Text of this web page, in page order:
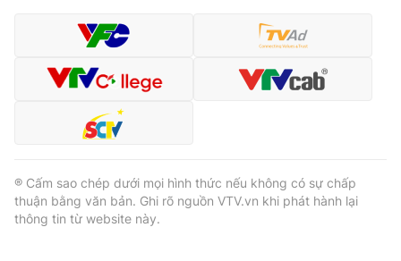
® Cấm sao chép dưới mọi hình thức nếu không có sự chấp
thuận bằng văn bản. Ghi rõ nguồn VTV.vn khi phát hành lại
thông tin từ website này.